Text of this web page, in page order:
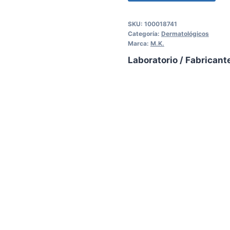
SKU: 100018741
Categoría: Dermatológicos
Marca: M.K.
Laboratorio /